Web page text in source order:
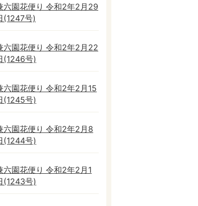
六園花便り 令和2年2月29
(1247号)
六園花便り 令和2年2月22
(1246号)
六園花便り 令和2年2月15
(1245号)
六園花便り 令和2年2月8
(1244号)
六園花便り 令和2年2月1
(1243号)